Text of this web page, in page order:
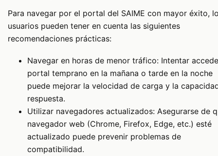
Para navegar por el portal del SAIME con mayor éxito,
usuarios pueden tener en cuenta las siguientes
recomendaciones prácticas:
Navegar en horas de menor tráfico: Intentar
portal temprano en la mañana o tarde en la noche
puede mejorar la velocidad de carga y la
respuesta.
Utilizar navegadores actualizados: Asegurarse de
navegador web (Chrome, Firefox, Edge, etc.) esté
actualizado puede prevenir problemas de
compatibilidad.